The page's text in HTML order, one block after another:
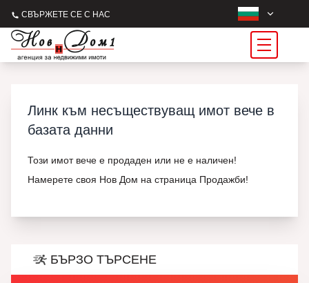
СВЪРЖЕТЕ СЕ С НАС
Линк към несъществуващ имот вече в
базата данни
Този имот вече е продаден или не е наличен!
Намерете своя Нов Дом на страница Продажби!
БЪРЗО ТЪРСЕНЕ